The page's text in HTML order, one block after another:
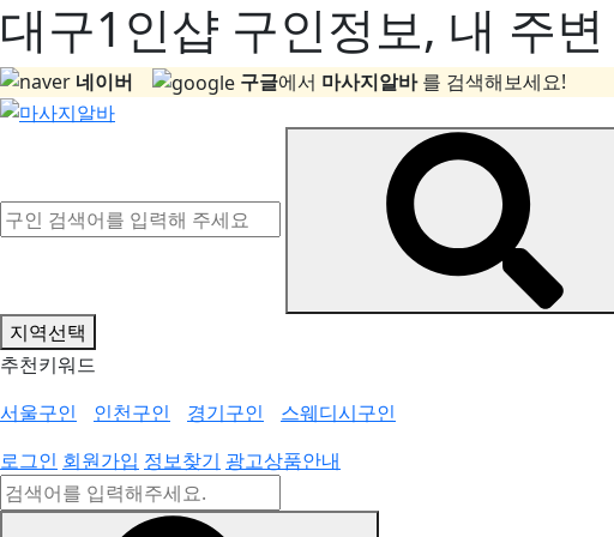
대구1인샵 구인정보, 내 주
네이버 구글에서 마사지알바를 검색해보세요!
지역선택
추천키워드
서울구인
인천구인 경기구인
스웨디시구인
로그인 회원가입 정보찾기 광고상품안내